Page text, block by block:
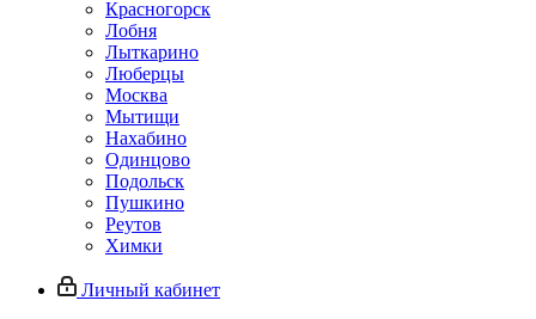
Красногорск
Лобня
Лыткарино
Люберцы
Москва
Мытищи
Нахабино
Одинцово
Подольск
Пушкино
Реутов
Химки
Личный кабинет